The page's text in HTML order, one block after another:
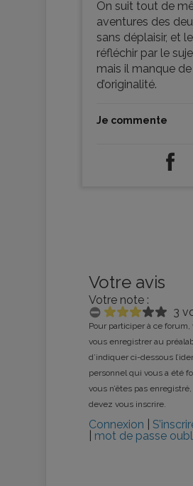
On suit tout de
aventures des
sans déplaisir, et
réfléchir par le
mais il manque
d’originalité.
Je commente
Votre avis
Votre note :
3
Pour participer à ce forum,
vous enregistrer au
d’indiquer ci-dessous
personnel qui vous a été
vous n’êtes pas
devez vous inscrire.
Connexion
mot de passe